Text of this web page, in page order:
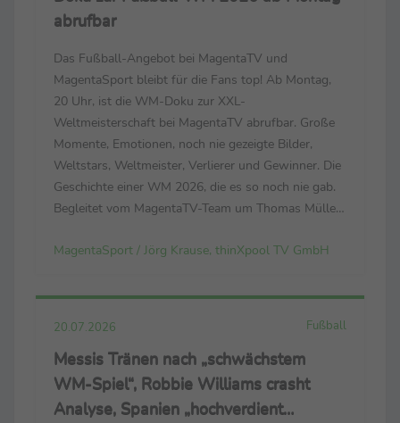
abrufbar
Das Fußball-Angebot bei MagentaTV und
MagentaSport bleibt für die Fans top! Ab Montag,
20 Uhr, ist die WM-Doku zur XXL-
Weltmeisterschaft bei MagentaTV abrufbar. Große
Momente, Emotionen, noch nie gezeigte Bilder,
Weltstars, Weltmeister, Verlierer und Gewinner. Die
Geschichte einer WM 2026, die es so noch nie gab.
Begleitet vom MagentaTV-Team um Thomas Müller,
Bundestrainer Jürgen Klopp. (Der Link zum
MagentaSport / Jörg Krause, thinXpool TV GmbH
20.07.2026 Fußball
Messis Tränen nach „schwächstem
WM-Spiel“, Robbie Williams crasht
Analyse, Spanien „hochverdient